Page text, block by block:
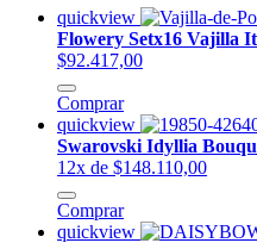
quickview
Flowery Setx16 Vajilla
$92.417,00
Comprar
quickview
Swarovski Idyllia
12x de $148.110,00
Comprar
quickview